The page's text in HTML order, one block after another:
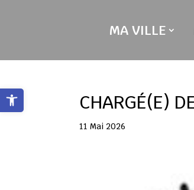
Ouvrir la barre d’outils
MA VILLE
CHARGÉ(E)
11 Mai 2026